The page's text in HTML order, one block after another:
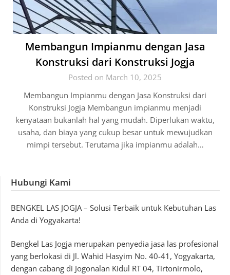
Membangun Impianmu dengan Jasa
Konstruksi dari Konstruksi Jogja
Posted on March 10, 2025
Membangun Impianmu dengan Jasa Konstruksi dari
Konstruksi Jogja Membangun impianmu menjadi
kenyataan bukanlah hal yang mudah. Diperlukan waktu,
usaha, dan biaya yang cukup besar untuk mewujudkan
mimpi tersebut. Terutama jika impianmu adalah…
Hubungi Kami
BENGKEL LAS JOGJA – Solusi Terbaik untuk Kebutuhan Las
Anda di Yogyakarta!
Bengkel Las Jogja merupakan penyedia jasa las profesional
yang berlokasi di Jl. Wahid Hasyim No. 40-41, Yogyakarta,
dengan cabang di Jogonalan Kidul RT 04, Tirtonirmolo,